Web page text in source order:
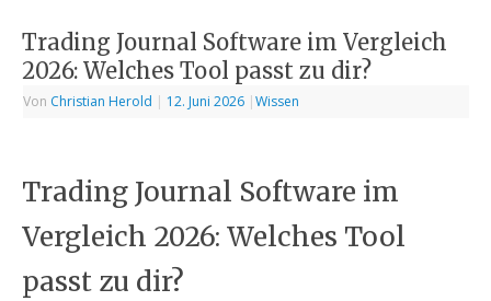
Trading Journal Software im Vergleich
2026: Welches Tool passt zu dir?
Von Christian Herold | 12. Juni 2026 |Wissen
Trading Journal Software im
Vergleich 2026: Welches Tool
passt zu dir?